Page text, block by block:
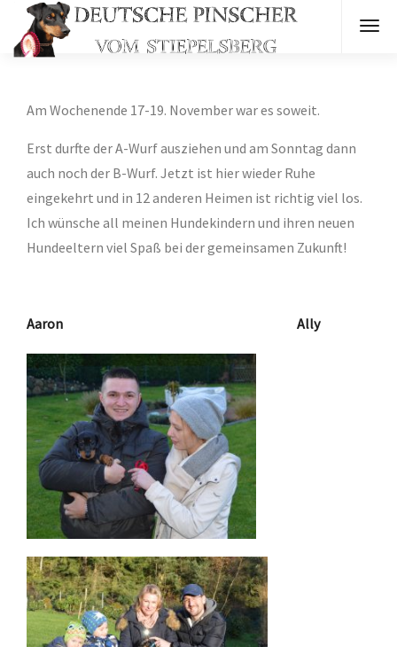
Am Wochenende 17-19. November war es soweit.
Erst durfte der A-Wurf ausziehen und am Sonntag dann
auch noch der B-Wurf. Jetzt ist hier wieder Ruhe
eingekehrt und in 12 anderen Heimen ist richtig viel los.
Ich wünsche all meinen Hundekindern und ihren neuen
Hundeeltern viel Spaß bei der gemeinsamen Zukunft!
Aaron Ally